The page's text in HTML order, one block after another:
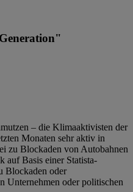
– die Klimaaktivisten der
Monaten sehr aktiv in
zu Blockaden von Autobahnen
auf Basis einer Statista-
Blockaden oder
Unternehmen oder politischen